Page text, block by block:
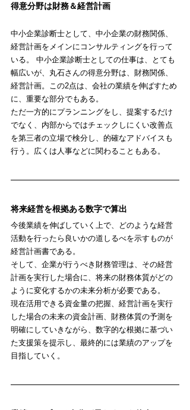
得意分野は財務＆経営計画
中小企業診断士として、中小企業の財務関係、
経営計画をメインにコンサルティングを行って
いる。 中小企業診断士としての仕事は、とても
幅広いが、丸石さんの得意分野は、財務関係、
経営計画。この2点は、会社の業績を伸ばすため
に、重要な部分でもある。
ただ一方的にプランニングをし、提案するだけ
でなく、内部からではチェックしにくい改善点
を第三者の立場で検分し、的確なアドバイスも
行う。広くは人事などに関わることもある。
将来経営を根拠ある数字で算出
今後業績を伸ばしていく上で、どのような経営
活動を行ったら良いかの道しるべを示すものが
経営計画書である。
そして、企業が行うべき財務管理は、その経営
計画を実行した場合に、将来の財務体質がどの
ように変化するかの未来分析が必要である。
現在活用できる資金量の把握、経営計画を実行
した場合の未来の資金計画、財務体質の予測を
明確にしていきながら、数字的な根拠に基づい
た支援策を提示し、最終的には業績のアップを
目指していく。